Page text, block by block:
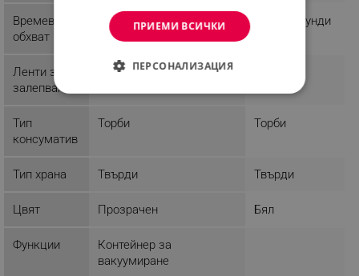
Времеви
обхват
6 - 15 секунди
Ленти за
залепване
15 cm
Тип
консуматив
Торби Торби
Тип храна Твърди Твърди
Цвят Прозрачен Бял
Функции
Контейнер за
вакуумиране
ПРИЕМИ ВСИЧКИ
ПЕРСОНАЛИЗАЦИЯ
СТРОГО НЕОБХОДИМО
ЕФЕКТИВНОСТ